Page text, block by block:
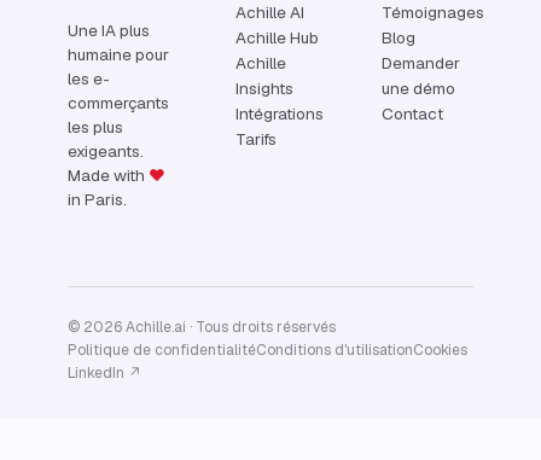
Une IA plus
humaine pour
les e-
commerçants
les plus
exigeants.
Made with ♥
in Paris.
Achille AI
Achille Hub
Achille
Insights
Intégrations
Tarifs
Témoignages
Blog
Demander
une démo
Contact
© 2026 Achille.ai · Tous droits réservés
Politique de confidentialitéConditions d'utilisationCookies
LinkedIn ↗